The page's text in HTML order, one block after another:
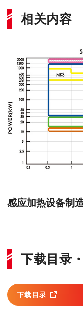
相关内容
感应加热设备制
下载目录
下载目录